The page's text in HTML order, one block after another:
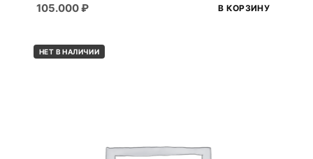
105.000₽ В КОРЗИНУ
НЕТ В НАЛИЧИИ